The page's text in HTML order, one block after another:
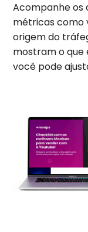
Acompanhe os
métricas como
origem do
mostram o que
você pode